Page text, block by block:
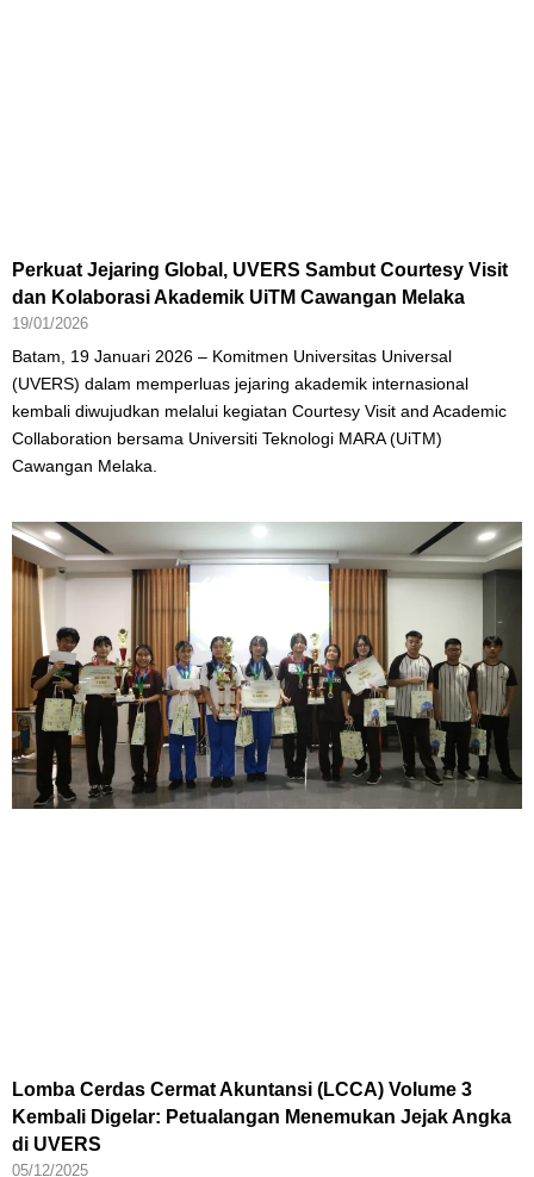
Perkuat Jejaring Global, UVERS Sambut Courtesy Visit
dan Kolaborasi Akademik UiTM Cawangan Melaka
19/01/2026
Batam, 19 Januari 2026 – Komitmen Universitas Universal
(UVERS) dalam memperluas jejaring akademik internasional
kembali diwujudkan melalui kegiatan Courtesy Visit and Academic
Collaboration bersama Universiti Teknologi MARA (UiTM)
Cawangan Melaka.
Lomba Cerdas Cermat Akuntansi (LCCA) Volume 3
Kembali Digelar: Petualangan Menemukan Jejak Angka
di UVERS
05/12/2025